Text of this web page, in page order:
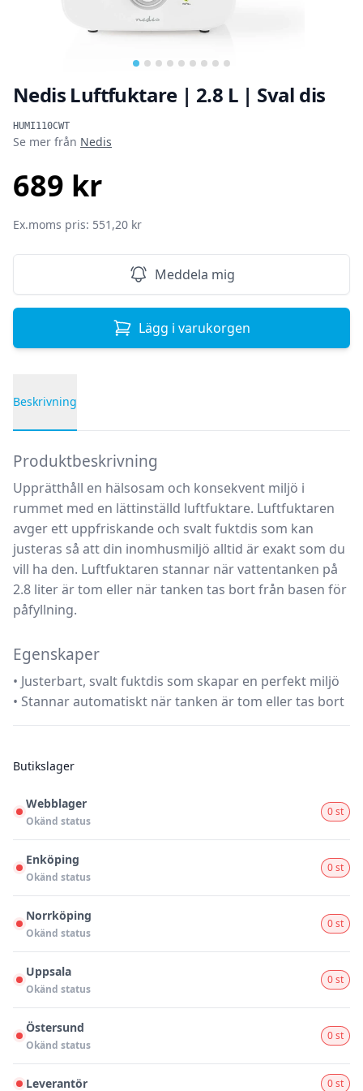
Nedis Luftfuktare | 2.8 L | Sval dis
HUMI110CWT
Produktinformation
Se mer från Nedis
689 kr
Ex.moms pris: 551,20 kr
Meddela mig
Lägg i varukorgen
Beskrivning
Produktbeskrivning
Upprätthåll en hälsosam och konsekvent miljö i
rummet med en lättinställd luftfuktare. Luftfuktaren
avger ett uppfriskande och svalt fuktdis som kan
justeras så att din inomhusmiljö alltid är exakt som du
vill ha den. Luftfuktaren stannar när vattentanken på
2.8 liter är tom eller när tanken tas bort från basen för
påfyllning.
Egenskaper
• Justerbart, svalt fuktdis som skapar en perfekt miljö
• Stannar automatiskt när tanken är tom eller tas bort
Butikslager
Webblager
Okänd status
0 st
Enköping
Okänd status
0 st
Norrköping
Okänd status
0 st
Uppsala
Okänd status
0 st
Östersund
Okänd status
0 st
Leverantör 0 st